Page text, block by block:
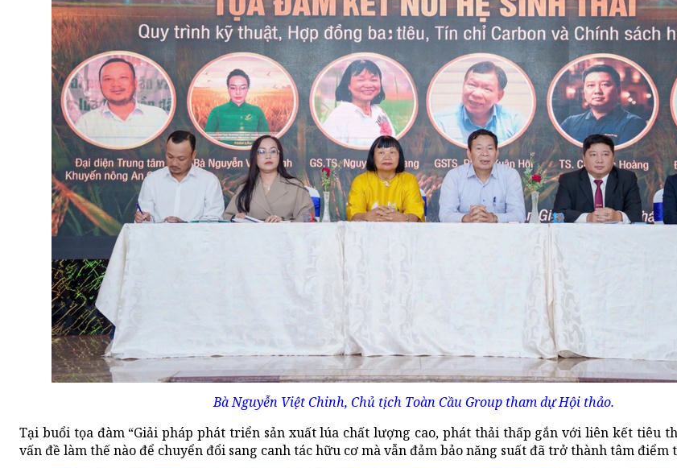
Bà Nguyễn Việt Chinh, Chủ tịch Toàn Cầu Group tham dự Hội thảo.
Tại buổi tọa đàm “Giải pháp phát triển sản xuất lúa chất lượng cao, phát thải thấp gắn với liên kết tiêu
vấn đề làm thế nào để chuyển đổi sang canh tác hữu cơ mà vẫn đảm bảo năng suất đã trở thành tâm điểm